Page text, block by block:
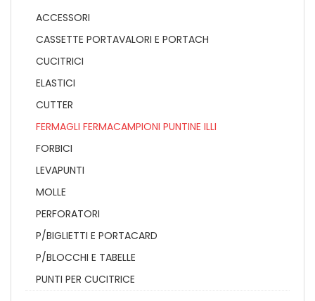
ACCESSORI
CASSETTE PORTAVALORI E PORTACH
CUCITRICI
ELASTICI
CUTTER
FERMAGLI FERMACAMPIONI PUNTINE ILLI
FORBICI
LEVAPUNTI
MOLLE
PERFORATORI
P/BIGLIETTI E PORTACARD
P/BLOCCHI E TABELLE
PUNTI PER CUCITRICE